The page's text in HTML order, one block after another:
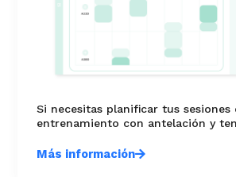
Si necesitas planificar tus sesiones
entrenamiento con antelación y
Más información